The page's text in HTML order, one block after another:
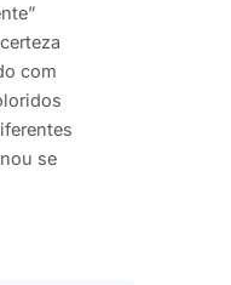
com
se